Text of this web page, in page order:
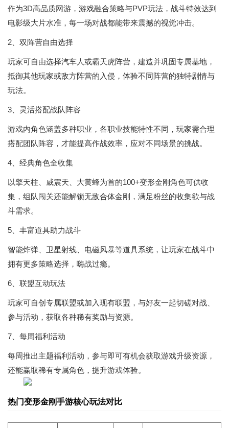
作为3D高品质网游，游戏融合策略与PVP玩法，战斗特效达到
电影级大片水准，每一场对战都能带来震撼的视觉冲击。
2、双阵营自由选择
玩家可自由选择汽车人或霸天虎阵营，建造并巩固专属基地，
抵御其他玩家或敌方阵营的入侵，体验不同阵营的独特剧情与
玩法。
3、灵活搭配战队阵容
游戏内角色涵盖多种职业，各职业技能特性不同，玩家需合理
搭配团队阵容，才能提高作战效率，应对不同场景的挑战。
4、经典角色全收集
以擎天柱、威震天、大黄蜂为首的100+变形金刚角色可供收
集，组队闯关还能解锁无敌合体金刚，满足粉丝的收集欲与战
斗需求。
5、丰富道具助力战斗
智能炸弹、卫星射线、电磁风暴等道具系统，让玩家在战斗中
拥有更多策略选择，嗨战过瘾。
6、联盟互动玩法
玩家可自创专属联盟或加入现有联盟，与好友一起切磋对战、
参与活动，获取各种稀有奖励与资源。
7、每周福利活动
每周推出主题福利活动，参与即可有机会获取游戏升级资源，
还能赢取稀有专属角色，提升游戏体验。
热门变形金刚手游核心玩法对比